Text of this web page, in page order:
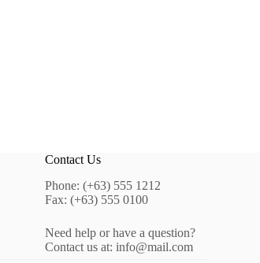
Contact Us
Phone: (+63) 555 1212
Fax: (+63) 555 0100
Need help or have a question?
Contact us at: info@mail.com